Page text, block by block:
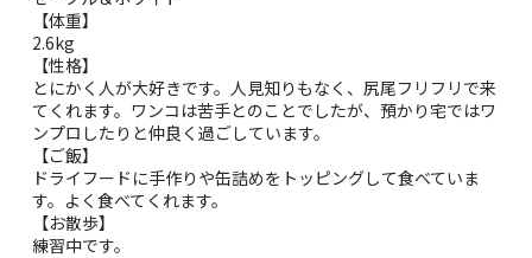
【体重】
2.6kg
【性格】
とにかく人が大好きです。人見知りもなく、尻尾フリフリで来
てくれます。ワンコは苦手とのことでしたが、預かり宅ではワ
ンプロしたりと仲良く過ごしています。
【ご飯】
ドライフードに手作りや缶詰めをトッピングして食べていま
す。よく食べてくれます。
【お散歩】
練習中です。